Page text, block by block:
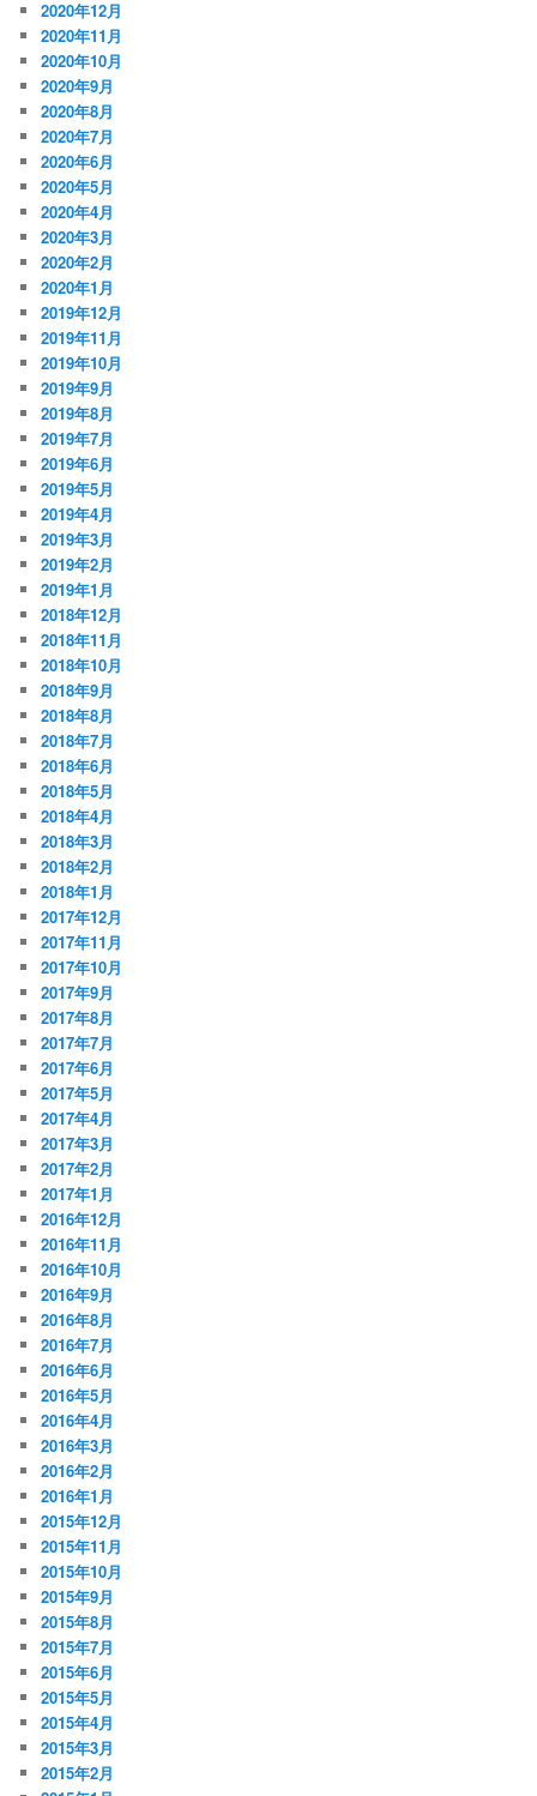
2020年12月
2020年11月
2020年10月
2020年9月
2020年8月
2020年7月
2020年6月
2020年5月
2020年4月
2020年3月
2020年2月
2020年1月
2019年12月
2019年11月
2019年10月
2019年9月
2019年8月
2019年7月
2019年6月
2019年5月
2019年4月
2019年3月
2019年2月
2019年1月
2018年12月
2018年11月
2018年10月
2018年9月
2018年8月
2018年7月
2018年6月
2018年5月
2018年4月
2018年3月
2018年2月
2018年1月
2017年12月
2017年11月
2017年10月
2017年9月
2017年8月
2017年7月
2017年6月
2017年5月
2017年4月
2017年3月
2017年2月
2017年1月
2016年12月
2016年11月
2016年10月
2016年9月
2016年8月
2016年7月
2016年6月
2016年5月
2016年4月
2016年3月
2016年2月
2016年1月
2015年12月
2015年11月
2015年10月
2015年9月
2015年8月
2015年7月
2015年6月
2015年5月
2015年4月
2015年3月
2015年2月